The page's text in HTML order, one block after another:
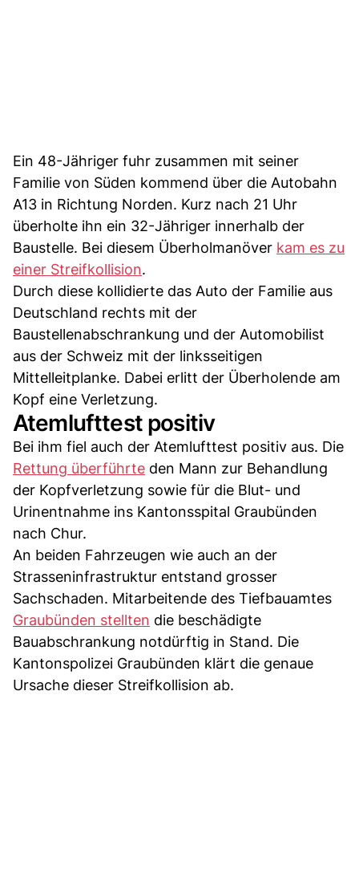
Ein 48-Jähriger fuhr zusammen mit seiner
Familie von Süden kommend über die Autobahn
A13 in Richtung Norden. Kurz nach 21 Uhr
überholte ihn ein 32-Jähriger innerhalb der
Baustelle. Bei diesem Überholmanöver kam es zu
einer Streifkollision.
Durch diese kollidierte das Auto der Familie aus
Deutschland rechts mit der
Baustellenabschrankung und der Automobilist
aus der Schweiz mit der linksseitigen
Mittelleitplanke. Dabei erlitt der Überholende am
Kopf eine Verletzung.
Atemlufttest positiv
Bei ihm fiel auch der Atemlufttest positiv aus. Die
Rettung überführte den Mann zur Behandlung
der Kopfverletzung sowie für die Blut- und
Urinentnahme ins Kantonsspital Graubünden
nach Chur.
An beiden Fahrzeugen wie auch an der
Strasseninfrastruktur entstand grosser
Sachschaden. Mitarbeitende des Tiefbauamtes
Graubünden stellten die beschädigte
Bauabschrankung notdürftig in Stand. Die
Kantonspolizei Graubünden klärt die genaue
Ursache dieser Streifkollision ab.